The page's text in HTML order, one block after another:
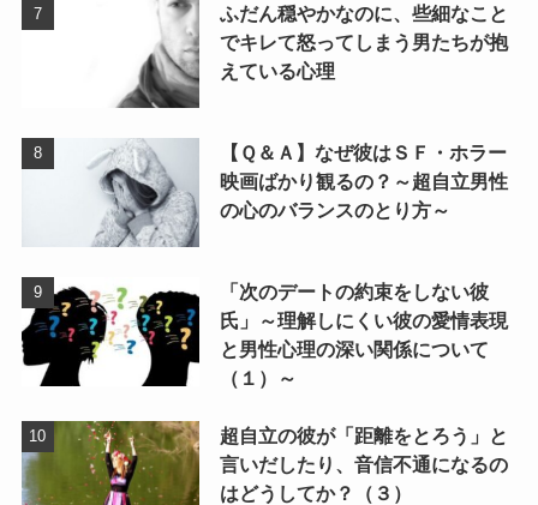
ふだん穏やかなのに、些細なこと
でキレて怒ってしまう男たちが抱
えている心理
【Ｑ＆Ａ】なぜ彼はＳＦ・ホラー
映画ばかり観るの？～超自立男性
の心のバランスのとり方～
「次のデートの約束をしない彼
氏」～理解しにくい彼の愛情表現
と男性心理の深い関係について
（１）～
超自立の彼が「距離をとろう」と
言いだしたり、音信不通になるの
はどうしてか？（３）